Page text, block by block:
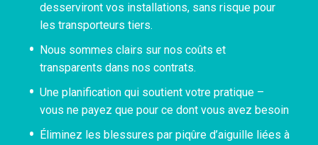
desserviront vos installations, sans risque pour
les transporteurs tiers.
Nous sommes clairs sur nos coûts et
transparents dans nos contrats.
Une planification qui soutient votre pratique –
vous ne payez que pour ce dont vous avez besoin
Éliminez les blessures par piqûre d’aiguille liées à